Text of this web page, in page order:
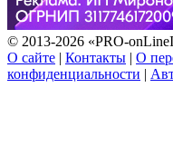
© 2013-2026 «PRO-
О сайте | Контакты | О
конфиденциальности |